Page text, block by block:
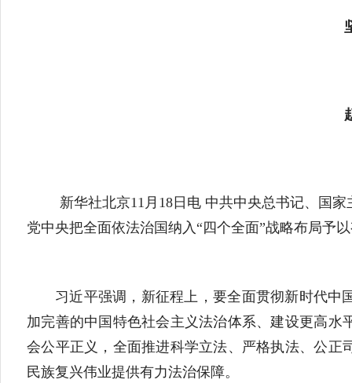
新华社北京11月18日电 中共中央总书记、国
党中央把全面依法治国纳入“四个全面”战略布局予
习近平强调，新征程上，要全面贯彻新时代
加完善的中国特色社会主义法治体系、建设更高
会公平正义，全面推进科学立法、严格执法、公
民族复兴伟业提供有力法治保障。